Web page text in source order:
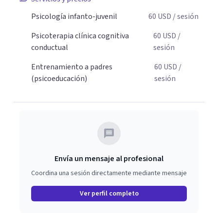
educar sin perder la paciencia ni el control. Si estás listo
para dar el primer paso hacia una convivencia familiar
más armoniosa, agenda tu sesión y empecemos a
Psicología infanto-juvenil
60 USD / sesión
Psicoterapia clínica cognitiva
conductual
60 USD /
sesión
Entrenamiento a padres
(psicoeducación)
60 USD /
sesión
Envía un mensaje al profesional
Coordina una sesión directamente mediante mensaje
Ver perfil completo